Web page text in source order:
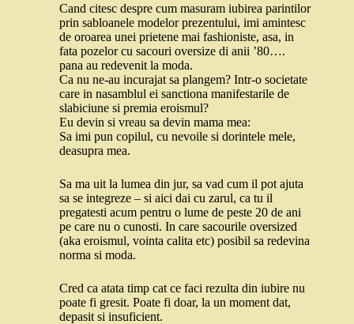
Cand citesc despre cum masuram iubirea parintilor
prin sabloanele modelor prezentului, imi amintesc
de oroarea unei prietene mai fashioniste, asa, in
fata pozelor cu sacouri oversize di anii ’80….
pana au redevenit la moda.
Ca nu ne-au incurajat sa plangem? Intr-o societate
care in nasamblul ei sanctiona manifestarile de
slabiciune si premia eroismul?
Eu devin si vreau sa devin mama mea:
Sa imi pun copilul, cu nevoile si dorintele mele,
deasupra mea.
Sa ma uit la lumea din jur, sa vad cum il pot ajuta
sa se integreze – si aici dai cu zarul, ca tu il
pregatesti acum pentru o lume de peste 20 de ani
pe care nu o cunosti. In care sacourile oversized
(aka eroismul, vointa calita etc) posibil sa redevina
norma si moda.
Cred ca atata timp cat ce faci rezulta din iubire nu
poate fi gresit. Poate fi doar, la un moment dat,
depasit si insuficient.